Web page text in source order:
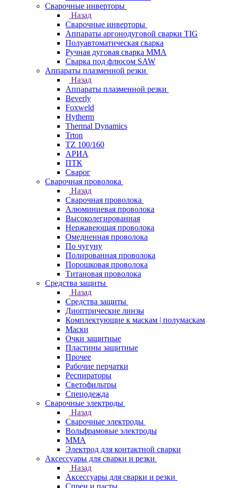
Сварочные инверторы
Назад
Сварочные инверторы
Аппараты аргонодуговой сварки TIG
Полуавтоматическая сварка
Ручная дуговая сварка MMA
Сварка под флюсом SAW
Аппараты плазменной резки
Назад
Аппараты плазменной резки
Beverly
Foxweld
Hytherm
Thermal Dynamics
Trton
TZ 100/160
АРИА
ПТК
Сварог
Сварочная проволока
Назад
Сварочная проволока
Алюминиевая проволока
Высоколегированная
Нержавеющая проволока
Омедненная проволока
По чугуну
Полированная проволока
Порошковая проволока
Титановая проволока
Средства защиты
Назад
Средства защиты
Диоптрические линзы
Комплектующие к маскам | полумаскам
Маски
Очки защитные
Пластины защитные
Прочее
Рабочие перчатки
Респираторы
Светофильтры
Спецодежда
Сварочные электроды
Назад
Сварочные электроды
Вольфрамовые электроды
ММА
Электрод для контактной сварки
Аксессуары для сварки и резки
Назад
Аксессуары для сварки и резки
Спреи и пасты